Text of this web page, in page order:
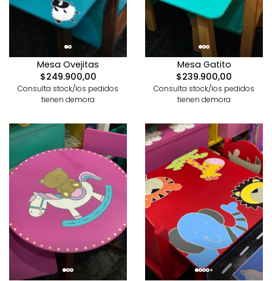
Mesa Ovejitas
$249.900,00
Consulta stock/los pedidos
tienen demora
Mesa Gatito
$239.900,00
Consulta stock/los pedidos
tienen demora